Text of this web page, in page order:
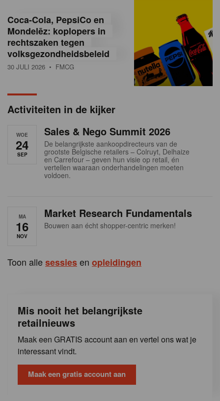
e
a
n
Coca-Cola, PepsiCo en
Mondelēz: koplopers in
rechtszaken tegen
volksgezondheidsbeleid
30 JULI 2026 • FMCG
Activiteiten in de kijker
WOE
24
SEP
Sales & Nego Summit 2026
De belangrijkste aankoopdirecteurs van de
grootste Belgische retailers – Colruyt, Delhaize
en Carrefour – geven hun visie op retail, én
vertellen waaraan onderhandelingen moeten
voldoen.
MA
16
NOV
Market Research Fundamentals
Bouwen aan écht shopper-centric merken!
Toon allesessiesen opleidingen
Mis nooit het belangrijkste
retailnieuws
Maak een GRATIS account aan en vertel ons wat je
interessant vindt.
Maak een gratis account aan